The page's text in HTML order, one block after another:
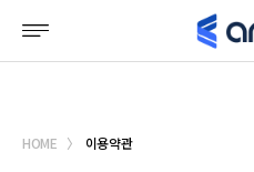
HOME 이용약관